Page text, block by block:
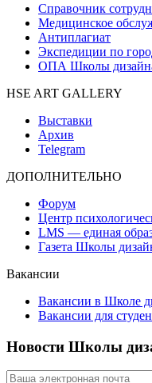
Справочник
Медицинское
Антиплагиат
Экспедиции по
ОПА Школы
HSE ART GALLERY
Выставки
Архив
Telegram
ДОПОЛНИТЕЛЬНО
Форум
Центр
LMS — единая
Газета Школы
Вакансии
Вакансии в Школе
Вакансии для
Новости Школы